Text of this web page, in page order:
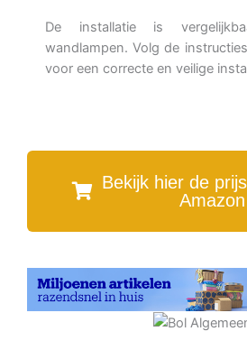
De installatie is
wandlampen. Volg de
voor een correcte en veilige
Bekijk hier de
Amazon